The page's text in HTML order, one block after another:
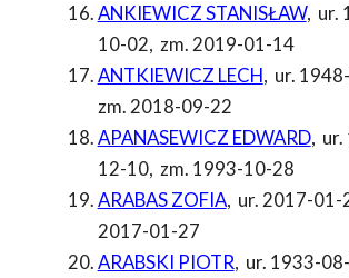
ANKIEWICZ STANISŁAW, ur.
10-02, zm. 2019-01-14
ANTKIEWICZ LECH, ur.
zm. 2018-09-22
APANASEWICZ EDWARD, ur.
12-10, zm. 1993-10-28
ARABAS ZOFIA, ur. 2017-01-
2017-01-27
ARABSKI PIOTR, ur. 1933-